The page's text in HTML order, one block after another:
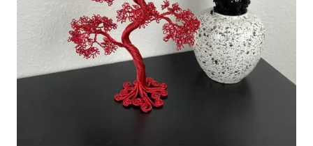
BLOMSTER BUKET
PLAKATER